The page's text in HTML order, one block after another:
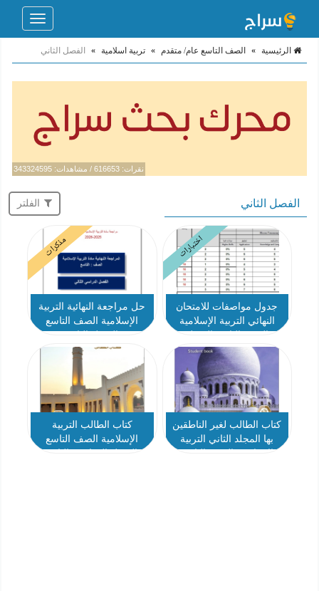
Toggle
الرئيسية » الصف التاسع عام/ متقدم » تربية اسلامية » الفصل الثاني
نقرات: 616653 / مشاهدات: 343324595
الفصل الثاني الفلتر
اختبارات
جدول مواصفات للامتحان
النهائي التربية الإسلامية
الدراسي الثاني 2025-2026
مذكرات
حل مراجعة النهائية التربية
الإسلامية الصف التاسع
كتاب الطالب لغير الناطقين
بها المجلد الثاني التربية
كتاب الطالب التربية
الإسلامية الصف التاسع